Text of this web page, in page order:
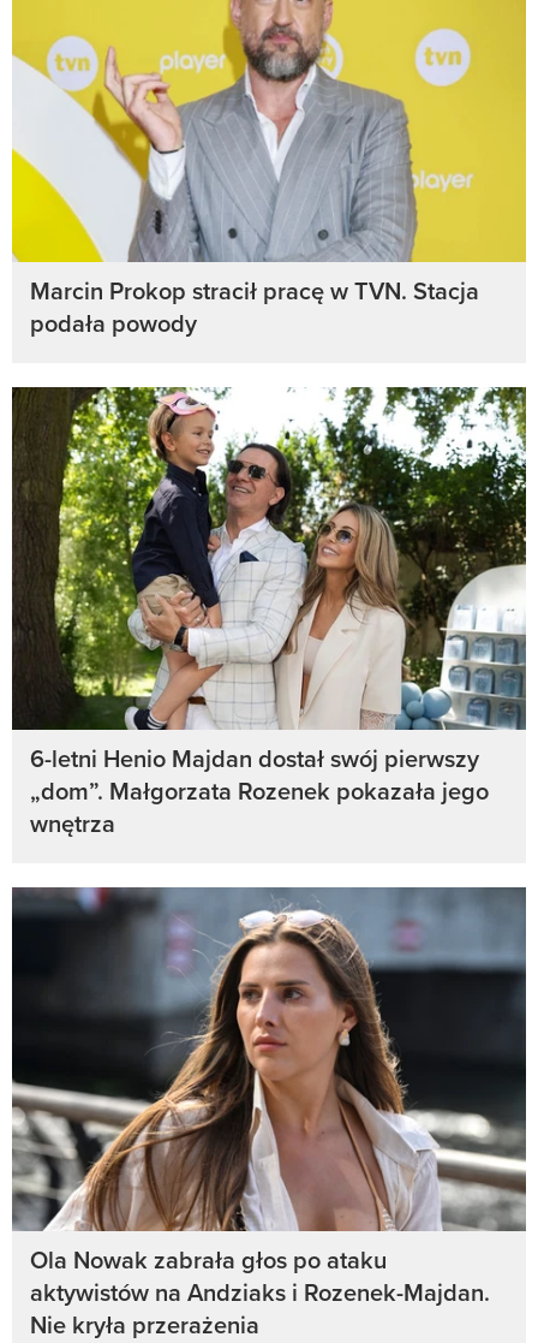
Marcin Prokop stracił pracę w TVN. Stacja
podała powody
6-letni Henio Majdan dostał swój pierwszy
„dom”. Małgorzata Rozenek pokazała jego
wnętrza
Ola Nowak zabrała głos po ataku
aktywistów na Andziaks i Rozenek-Majdan.
Nie kryła przerażenia